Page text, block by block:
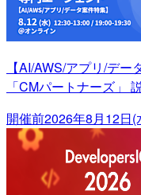
【AI/AWS/アプリ/デ
「CMパートナーズ」
開催前2026年8月12日(